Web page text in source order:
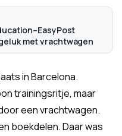
met vrachtwagen
in Barcelona.
trainingsritje, maar
een vrachtwagen.
boekdelen. Daar was